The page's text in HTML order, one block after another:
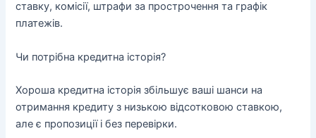
ставку, комісії, штрафи за прострочення та графік
платежів.
Чи потрібна кредитна історія?
Хороша кредитна історія збільшує ваші шанси на
отримання кредиту з низькою відсотковою ставкою,
але є пропозиції і без перевірки.